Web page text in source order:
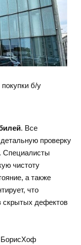
б/у
. Все
проверку
Специалисты
чистоту
а также
что
скрытых дефектов
БорисХоф